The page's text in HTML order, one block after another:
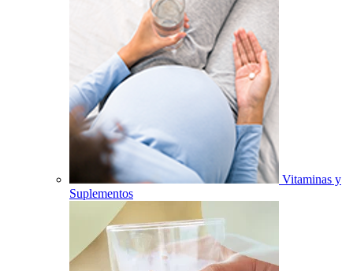
Vitaminas y
Suplementos